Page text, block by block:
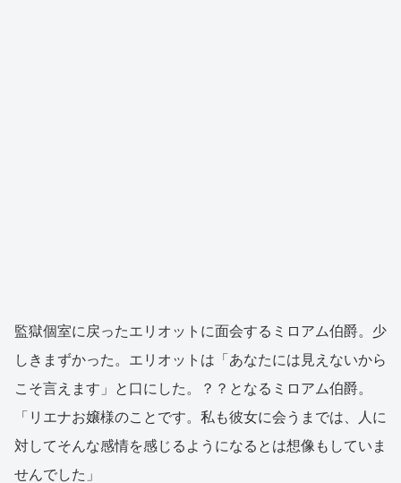
監獄個室に戻ったエリオットに面会するミロアム伯爵。少
しきまずかった。エリオットは「あなたには見えないから
こそ言えます」と口にした。？？となるミロアム伯爵。
「リエナお嬢様のことです。私も彼女に会うまでは、人に
対してそんな感情を感じるようになるとは想像もしていま
せんでした」